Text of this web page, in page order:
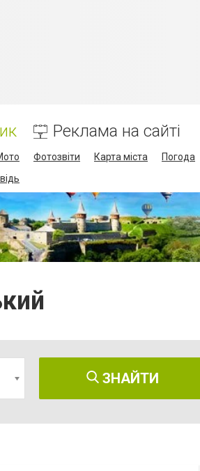
Реклама на сайті
Фотозвіти Карта міста
Погода
ЗНАЙТИ